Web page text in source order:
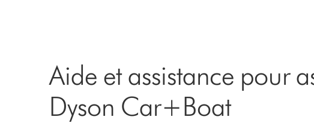
Aide et assistance pour
Dyson Car+Boat